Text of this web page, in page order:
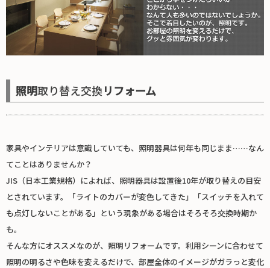
照明取り替え交換リフォーム
家具やインテリアは意識していても、照明器具は何年も同じまま……なん
てことはありませんか？
JIS（日本工業規格）によれば、照明器具は設置後10年が取り替えの目安
とされています。「ライトのカバーが変色してきた」「スイッチを入れて
も点灯しないことがある」という現象がある場合はそろそろ交換時期か
も。
そんな方にオススメなのが、照明リフォームです。利用シーンに合わせて
照明の明るさや色味を変えるだけで、部屋全体のイメージがガラっと変化